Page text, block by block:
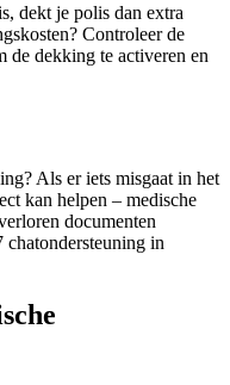
dekt je polis dan extra
Controleer de
de dekking te activeren en
Als er iets misgaat in het
kan helpen – medische
documenten
in